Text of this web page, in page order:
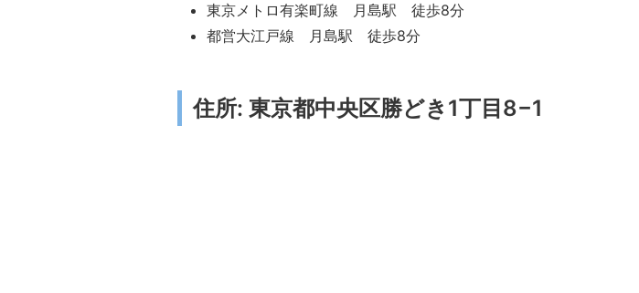
東京メトロ有楽町線 月島駅 徒歩8分
都営大江戸線 月島駅 徒歩8分
住所: 東京都中央区勝どき1丁目8−1